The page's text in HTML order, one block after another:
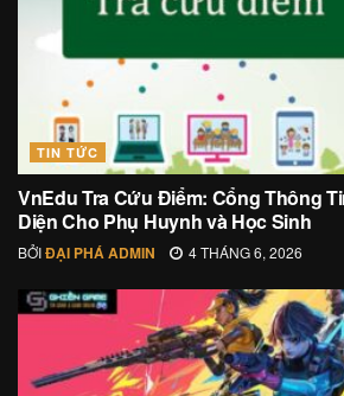
TIN TỨC
VnEdu Tra Cứu Điểm: Cổng Thông
Diện Cho Phụ Huynh và Học Sinh
BỞIĐẠI PHÁ ADMIN 4 THÁNG 6, 2026